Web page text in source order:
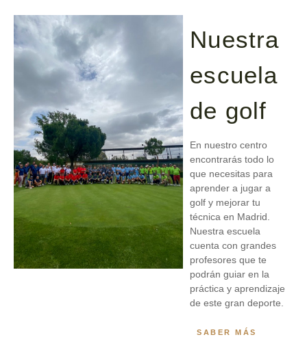
Nuestra
escuela
de golf
En nuestro centro
encontrarás todo lo
que necesitas para
aprender a jugar a
golf y mejorar tu
técnica en Madrid.
Nuestra escuela
cuenta con grandes
profesores que te
podrán guiar en la
práctica y aprendizaje
de este gran deporte.
SABER MÁS